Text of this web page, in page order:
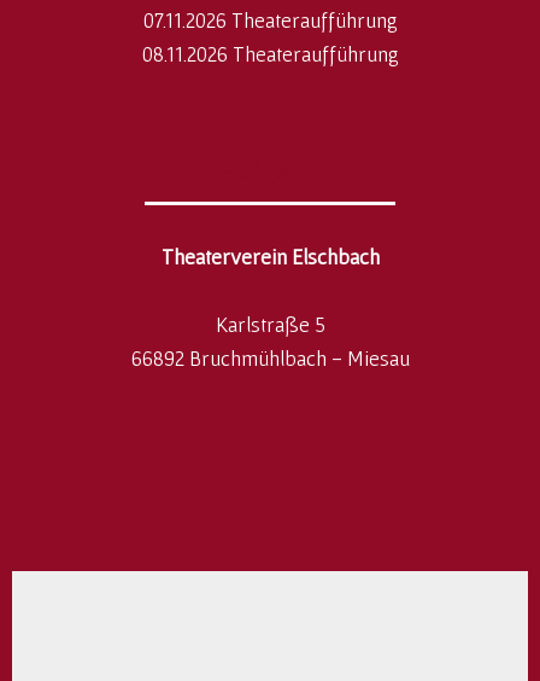
07.11.2026 Theateraufführung
08.11.2026 Theateraufführung
Theaterverein Elschbach
Karlstraße 5
66892 Bruchmühlbach - Miesau